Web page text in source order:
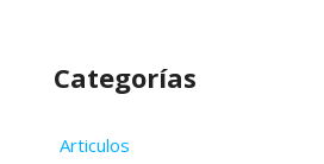
Categorías
Articulos